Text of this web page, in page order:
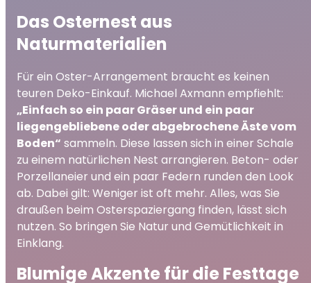
Das Osternest aus
Naturmaterialien
Für ein Oster-Arrangement braucht es keinen
teuren Deko-Einkauf. Michael Axmann empfiehlt:
„Einfach so ein paar Gräser und ein paar
liegengebliebene oder abgebrochene Äste vom
Boden“ sammeln. Diese lassen sich in einer Schale
zu einem natürlichen Nest arrangieren. Beton- oder
Porzellaneier und ein paar Federn runden den Look
ab. Dabei gilt: Weniger ist oft mehr. Alles, was Sie
draußen beim Osterspaziergang finden, lässt sich
nutzen. So bringen Sie Natur und Gemütlichkeit in
Einklang.
Blumige Akzente für die Festtage